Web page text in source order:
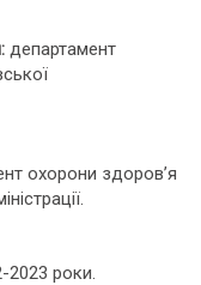
департамент
охорони здоров’я
2023 роки.